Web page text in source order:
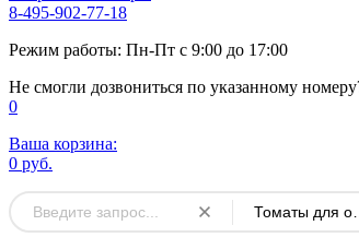
8-495-902-77-18
Режим работы: Пн-Пт с 9:00 до 17:00
Не смогли дозвониться по указанному
0
Ваша корзина:
0 руб.
Томаты